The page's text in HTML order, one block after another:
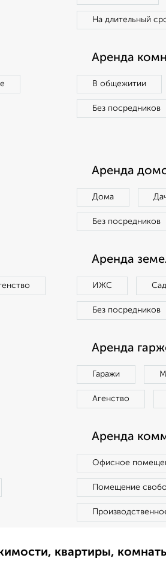
На длительный
Аренда
В общежитии
Без посредников
Аренда
Дома
Без посредников
Аренда
ИЖС
Без посредников
Аренда
Гаражи
Агенство
Аренда
Офисное
Помещение
квартиры,